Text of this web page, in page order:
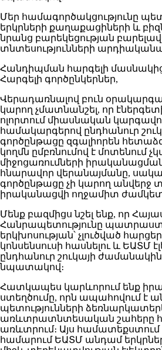
Մեր համագործակցությունը
երկրների քաղաքացիների և
նրանց բարեկեցության
տնտեսությունների
Հանդիպման հարգելի
Հարգելի գործընկերներ,
Վերադառնալով բուն
կարող չմատնանշել, որ
ոլորտում միասնական
համակարգերով ընդհանուր
գործընթացը զգալիորեն
կողմն ըմբռնումով է մոտենում
միջոցառումների
հնարավոր վերանայմանը,
գործընթացը չի կարող անվերջ
իրականացվի ողջամիտ
Մենք բազմիցս նշել ենք, որ
Հանրապետությունը պատրաստ
երկխոսության՝ չլուծված
կոնսենսուսի հասնելու և ԵԱՏՄ
ընդհանուր շուկայի ժամանակին
նպատակով։
Հատկապես կարևորում ենք
ստեղծումը, որն ապահովում է
պետությունների
առևտրատնտեսական շահերը
առևտրում։ Այս
համարում ԵԱՏՄ անդամ